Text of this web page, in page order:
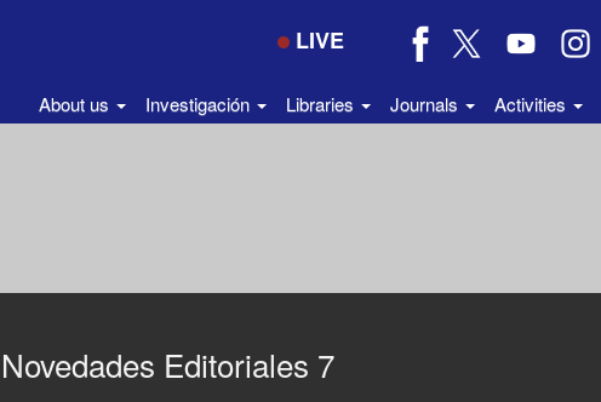
LIVE
About us Investigación Libraries Journals Activities
Novedades Editoriales 7